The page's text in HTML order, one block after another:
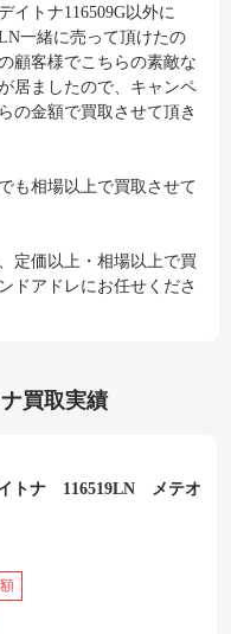
イトナ116509G以外に
一緒に売って頂けたの
顧客様でこちらの素敵な
居ましたので、キャンペ
の金額で買取させて頂き
も相場以上で買取させて
定価以上・相場以上で買
ドアドレにお任せくださ
買取実績
トナ 116519LN メテオ